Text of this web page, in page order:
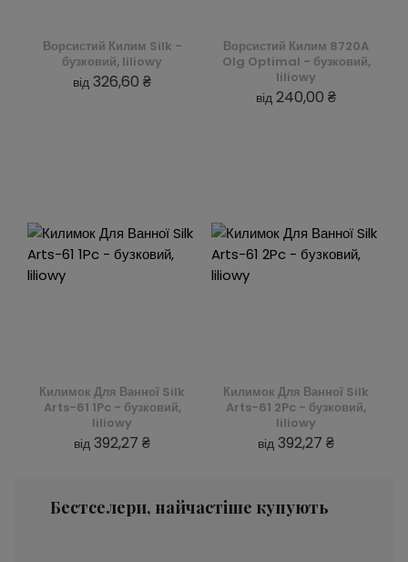
Ворсистий Килим Silk -
бузковий, liliowy
від 326,60 ₴
Ворсистий Килим 8720A
Olg Optimal - бузковий,
liliowy
від 240,00 ₴
Килимок Для Ванної Silk
Arts-61 1Pc - бузковий,
liliowy
від 392,27 ₴
Килимок Для Ванної Silk
Arts-61 2Pc - бузковий,
liliowy
від 392,27 ₴
Бестселери, найчастіше купують